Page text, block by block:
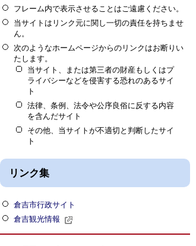
フレーム内で表示させることはご遠慮ください。
当サイトはリンク元に関し一切の責任を持ちませ
ん。
次のようなホームページからのリンクはお断りい
たします。
当サイト、または第三者の財産もしくはプ
ライバシーなどを侵害する恐れのあるサイ
ト
法律、条例、法令や公序良俗に反する内容
を含んだサイト
その他、当サイトが不適切と判断したサイ
ト
リンク集
倉吉市行政サイト
倉吉観光情報